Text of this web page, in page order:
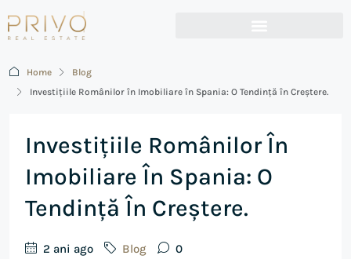
Home
Blog
Investițiile Românilor în Imobiliare în Spania: O Tendință în Creștere.
Investițiile Românilor În
Imobiliare În Spania: O
Tendință În Creștere.
2 ani ago Blog 0